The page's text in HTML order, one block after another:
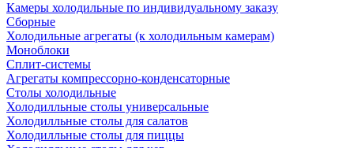
Камеры холодильные по индивидуальному заказу
Сборные
Холодильные агрегаты (к холодильным камерам)
Моноблоки
Сплит-системы
Агрегаты компрессорно-конденсаторные
Столы холодильные
Холодилльные столы универсальные
Холодилльные столы для салатов
Холодилльные столы для пиццы